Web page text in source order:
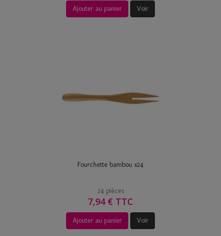
Ajouter au panier Voir
Fourchette bambou x24
24 pièces
7,94 € TTC
Ajouter au panier Voir